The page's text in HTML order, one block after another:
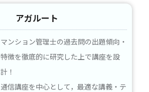
アガルート
マンション管理士の過去問の出題傾向・
特徴を徹底的に研究した上で講座を設
計！
通信講座を中心として，最適な講義・テ